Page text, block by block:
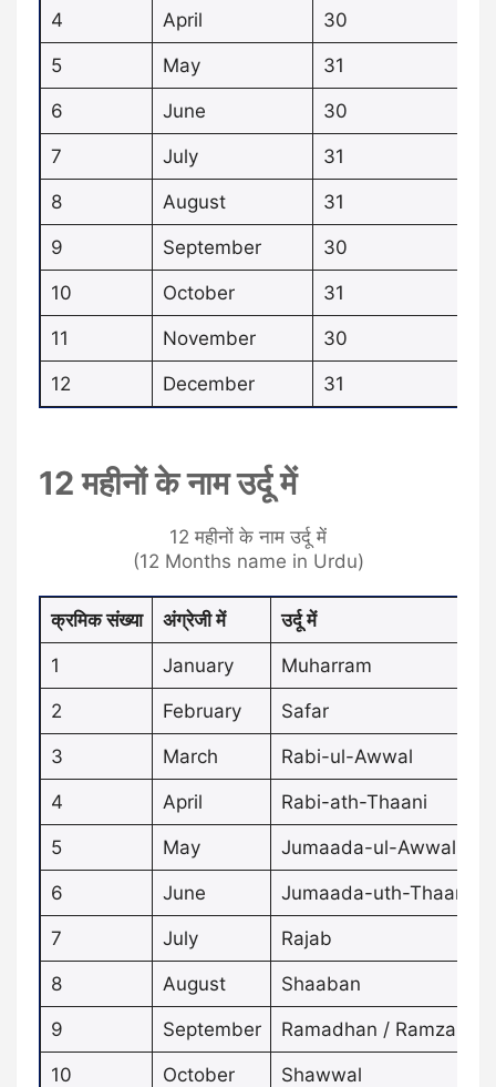
4 April 30
5 May 31
6 June 30
7 July 31
8 August 31
9 September 30
10 October 31
11 November 30
12 December 31
12 महीनों के नाम उर्दू में
12 महीनों के नाम उर्दू में
(12 Months name in Urdu)
क्रमिक संख्या अंग्रेजी में उर्दू में
1 January Muharram
2 February Safar
3 March Rabi-ul-Awwal
4 April Rabi-ath-Thaani
5 May Jumaada-ul-Awwal
6 June Jumaada-uth-Thaani
7 July Rajab
8 August Shaaban
9 September Ramadhan / Ramzan
10 October Shawwal